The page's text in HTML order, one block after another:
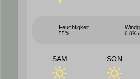
Feuchtigkeit
55%
SAM SON